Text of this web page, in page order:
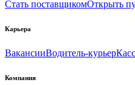
Стать поставщикомОткрыть
Карьера
ВакансииВодитель-курьер
Компания